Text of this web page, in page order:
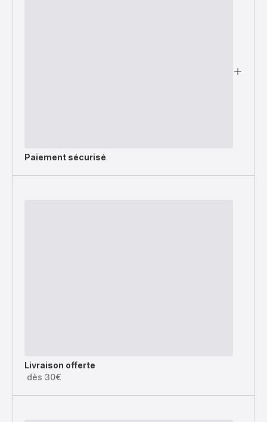
Paiement sécurisé
Livraison offerte
dès 30€